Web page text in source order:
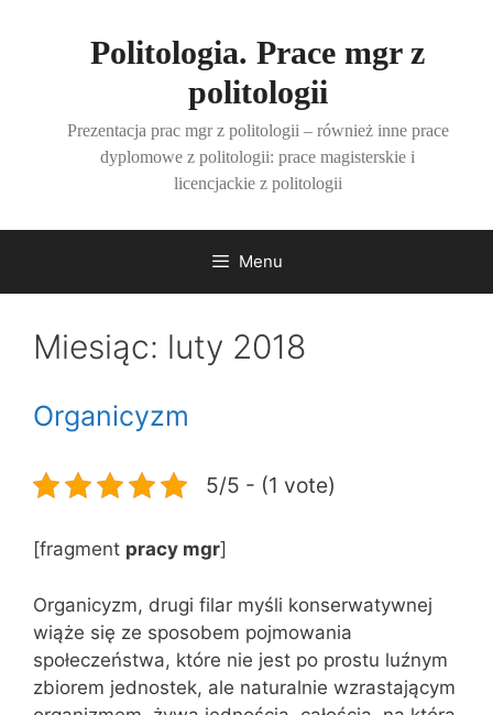
Politologia. Prace mgr z
politologii
Prezentacja prac mgr z politologii – również inne prace
dyplomowe z politologii: prace magisterskie i
licencjackie z politologii
Menu
Miesiąc: luty 2018
Organicyzm
5/5 - (1 vote)
[fragment pracy mgr]
Organicyzm, drugi filar myśli konserwatywnej
wiąże się ze sposobem pojmowania
społeczeństwa, które nie jest po prostu luźnym
zbiorem jednostek, ale naturalnie wzrastającym